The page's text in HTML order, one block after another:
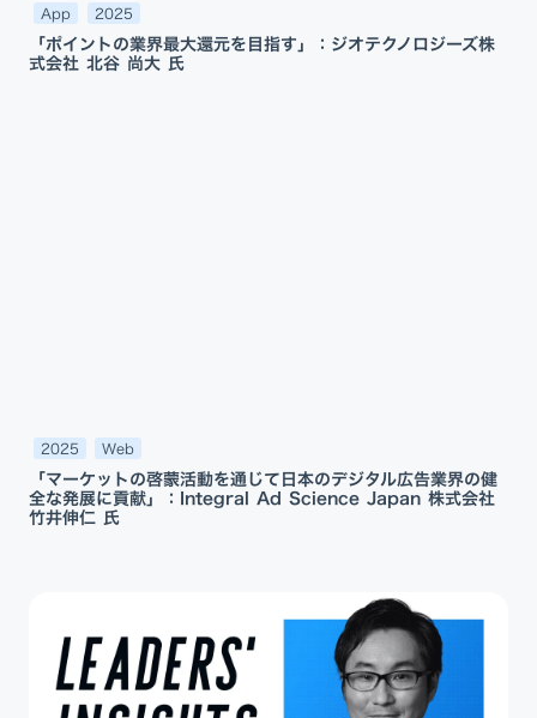
App 2025
「ポイントの業界最大還元を目指す」：ジオテクノロジーズ株
式会社 北谷 尚大 氏
2025 Web
「マーケットの啓蒙活動を通じて日本のデジタル広告業界の健
全な発展に貢献」：Integral Ad Science Japan 株式会社
竹井伸仁 氏